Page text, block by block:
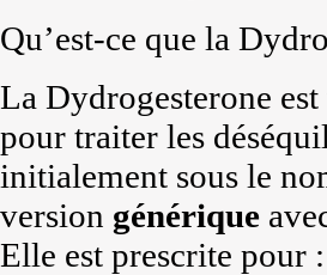
Qu’est-ce que la
La Dydrogesterone
pour traiter les
initialement sous le
version générique
Elle est prescrite pour :